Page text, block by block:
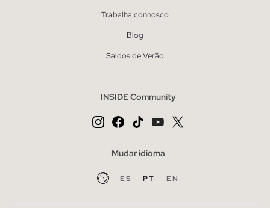
Trabalha connosco
Blog
Saldos de Verão
INSIDE Community
Mudar idioma
ES PT EN